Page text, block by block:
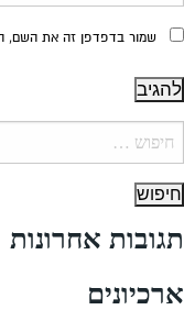
שמור בדפדפן זה את השם,
תגובות אחרונות
ארכיונים